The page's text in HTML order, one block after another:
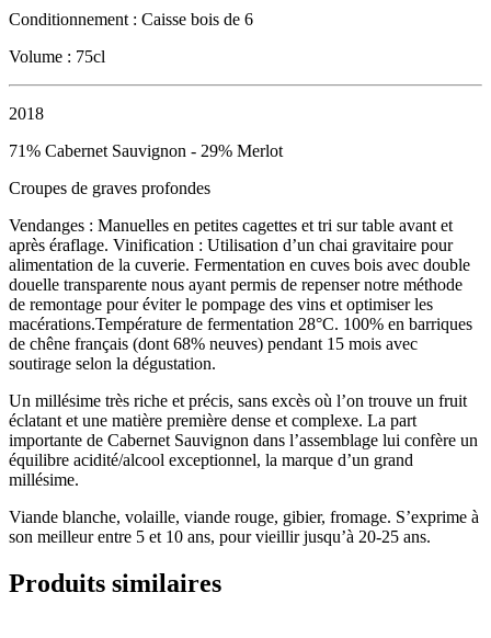
Conditionnement : Caisse bois de 6
Volume : 75cl
2018
71% Cabernet Sauvignon - 29% Merlot
Croupes de graves profondes
Vendanges : Manuelles en petites cagettes et tri sur table avant et
après éraflage. Vinification : Utilisation d’un chai gravitaire pour
alimentation de la cuverie. Fermentation en cuves bois avec double
douelle transparente nous ayant permis de repenser notre méthode
de remontage pour éviter le pompage des vins et optimiser les
macérations.Température de fermentation 28°C. 100% en barriques
de chêne français (dont 68% neuves) pendant 15 mois avec
soutirage selon la dégustation.
Un millésime très riche et précis, sans excès où l’on trouve un fruit
éclatant et une matière première dense et complexe. La part
importante de Cabernet Sauvignon dans l’assemblage lui confère un
équilibre acidité/alcool exceptionnel, la marque d’un grand
millésime.
Viande blanche, volaille, viande rouge, gibier, fromage. S’exprime à
son meilleur entre 5 et 10 ans, pour vieillir jusqu’à 20-25 ans.
Produits similaires